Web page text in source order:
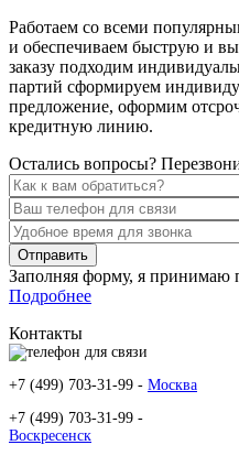
Работаем со всеми
и обеспечиваем быструю и
заказу подходим
партий сформируем
предложение, оформим
кредитную линию.
Остались вопросы?
Заполняя форму, я принимаю
Подробнее
Контакты
+7 (499) 703-31-99 - Москва
+7 (499) 703-31-99 -
Воскресенск